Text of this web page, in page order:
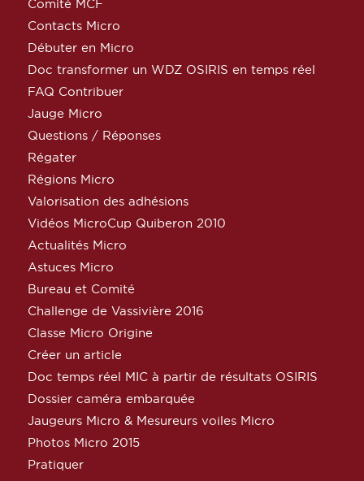
Comité MCF
Contacts Micro
Débuter en Micro
Doc transformer un WDZ OSIRIS en temps réel
FAQ Contribuer
Jauge Micro
Questions / Réponses
Régater
Régions Micro
Valorisation des adhésions
Vidéos MicroCup Quiberon 2010
Actualités Micro
Astuces Micro
Bureau et Comité
Challenge de Vassivière 2016
Classe Micro Origine
Créer un article
Doc temps réel MIC à partir de résultats OSIRIS
Dossier caméra embarquée
Jaugeurs Micro & Mesureurs voiles Micro
Photos Micro 2015
Pratiquer